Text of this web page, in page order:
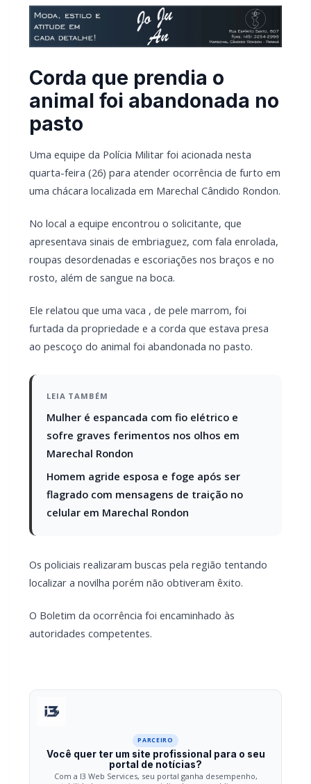
Corda que prendia o
animal foi abandonada no
Uma equipe da Polícia Militar foi acionada nesta
quarta-feira (26) para atender ocorrência de furto em
uma chácara localizada em Marechal Cândido Rondon.
No local a equipe encontrou o solicitante, que
apresentava sinais de embriaguez, com fala enrolada,
roupas desordenadas e escoriações nos braços e no
Ele relatou que uma vaca , de pele marrom, foi
furtada da propriedade e a corda que estava presa
ao pescoço do animal foi abandonada no pasto.
LEIA TAMBÉM
Mulher é espancada com fio elétrico e
Marechal Rondon
Homem agride esposa e foge após ser
flagrado com mensagens de traição no
celular em Marechal Rondon
Os policiais realizaram buscas pela região tentando
localizar a novilha porém não obtiveram êxito.
autoridades competentes.
Você quer ter um site profissional para o seu
Com a I3 Web Services, seu portal ganha desempenho,
confiança e escalar sua audiência.
RECURSOS DIFERENCIAIS
Site profissional para portal de notícias